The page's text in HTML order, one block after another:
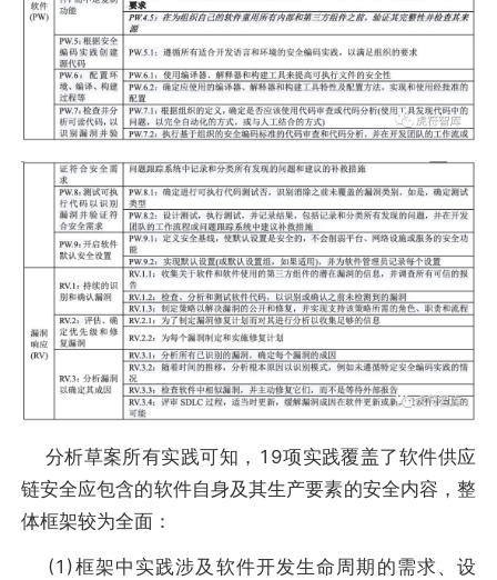
分析草案所有实践可知，19项实践覆盖了软件供应
链安全应包含的软件自身及其生产要素的安全内容，整
体框架较为全面：
(1)框架中实践涉及软件开发生命周期的需求、设